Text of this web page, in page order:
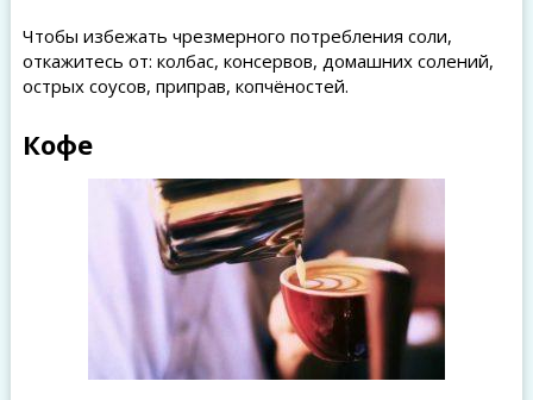
Чтобы избежать чрезмерного потребления соли,
откажитесь от: колбас, консервов, домашних солений,
острых соусов, приправ, копчёностей.
Кофе